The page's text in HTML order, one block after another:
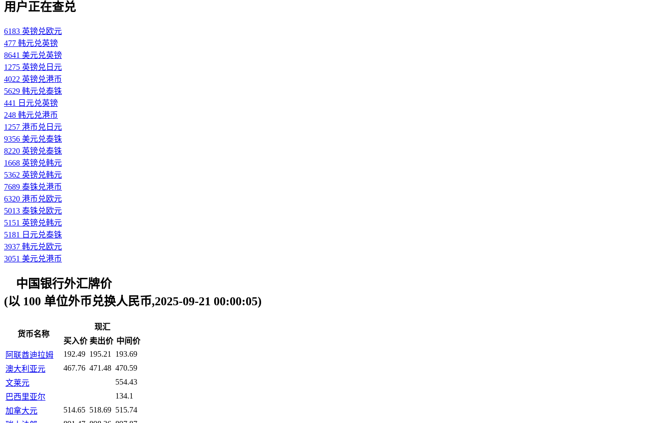
用户正在查兑
6183 英镑兑欧元
477 韩元兑英镑
8641 美元兑英镑
1275 英镑兑日元
4022 英镑兑港币
5629 韩元兑泰铢
441 日元兑英镑
248 韩元兑港币
1257 港币兑日元
9356 美元兑泰铢
8220 英镑兑泰铢
1668 英镑兑韩元
5362 英镑兑韩元
7689 泰铢兑港币
6320 港币兑欧元
5013 泰铢兑欧元
5151 英镑兑韩元
5181 日元兑泰铢
3937 韩元兑欧元
3051 美元兑港币
中国银行外汇牌价
(以 100 单位外币兑换人民币,2025-09-21 00:00:05)
货币名称
现汇
买入价 卖出价 中间价
阿联酋迪拉姆
192.49 195.21
193.69
澳大利亚元
467.76 471.48 470.59
文莱元
554.43
巴西里亚尔
134.1
加拿大元
514.65 518.69 515.74